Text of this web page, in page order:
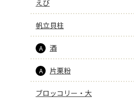
えび
帆立貝柱
A 酒
A 片栗粉
ブロッコリー・大